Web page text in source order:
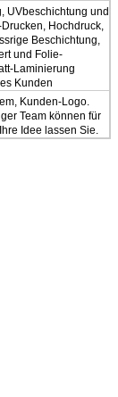
UVbeschichtung und
Hochdruck,
Beschichtung,
und Folie-
Laminierung
Kunden
Kunden-Logo.
Team können für
Idee lassen Sie.